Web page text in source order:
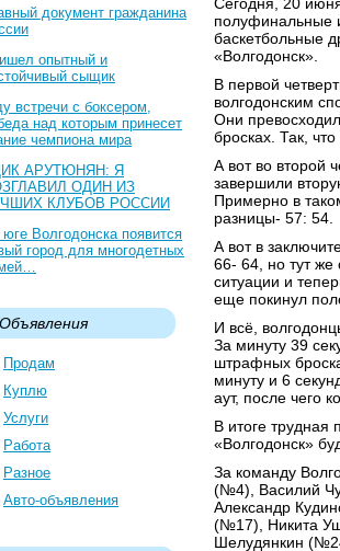
документ гражданина
опытный и
сыщик
встречи с боксером,
над которым принесет
чемпиона мира
АРУТЮНЯН: Я
ОДИН ИЗ
КЛУБОВ РОССИИ
юге Волгодонска появится
город для многодетных
Объявления
Продам
Куплю
Услуги
Работа
Разное
Авто-объявления
полуфинальные
баскетбольные
«Волгодонск».
В первой
волгодонским
Они
бросках. Так,
А вот во второй
завершили
Примерно в
разницы- 57: 54.
А вот в
66- 64, но тут же
ситуации и
еще покинул
И всё,
За минуту 39
штрафных
минуту и 6
аут, после чего
В итоге трудная
«Волгодонск»
За команду
(№4), Василий
Александр
(№17), Никита
Шелудянкин